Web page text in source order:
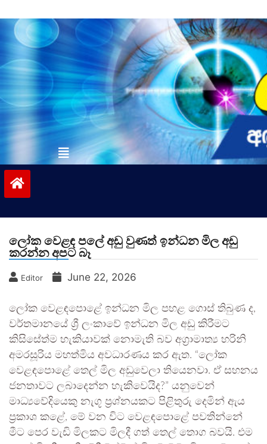
to
contentvinivida.lk
ලෝක වෙළඳ පලේ අඩු වුණත් ඉන්ධන මිල අඩු
කරන්න අපට බෑ
Editor June 22, 2026
ලෝක වෙළඳපොළේ ඉන්ධන මිල පහළ ගොස් තිබුණ ද,
වර්තමානයේ ශ්‍රී ලංකාවේ ඉන්ධන මිල අඩු කිරීමට
කිසිසේත්ම හැකියාවක් නොමැති බව අග්‍රාමාත්‍ය හරිනි
අමරසූරිය මහත්මිය අවධාරණය කර ඇත. “ලෝක
වෙළඳපොළේ තෙල් මිල අඩුවෙලා තියෙනවා. ඒ සහනය
ජනතාවට ලබාදෙන්න හැකිවෙයිද?” යනුවෙන්
මාධ්‍යවේදියෙකු නැගූ ප්‍රශ්නයකට පිළිතුරු දෙමින් ඇය
ප්‍රකාශ කළේ, මේ වන විට වෙළඳපොළේ පවතින්නේ
මීට පෙර වැඩි මිලකට මිලදී ගත් තෙල් තොග බවයි. එම